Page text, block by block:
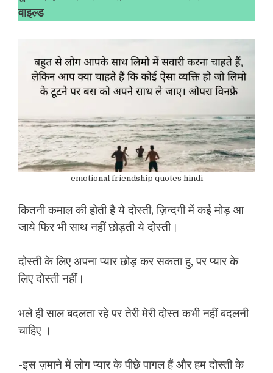
वाइल्ड
emotional friendship quotes hindi
कितनी कमाल की होती है ये दोस्ती, ज़िन्दगी में कई मोड़ आ
जाये फिर भी साथ नहीं छोड़ती ये दोस्ती।
दोस्ती के लिए अपना प्यार छोड़ कर सकता हु, पर प्यार के
लिए दोस्ती नहीं।
भले ही साल बदलता रहे पर तेरी मेरी दोस्त कभी नहीं बदलनी
चाहिए ।
-इस ज़माने में लोग प्यार के पीछे पागल हैं और हम दोस्ती के